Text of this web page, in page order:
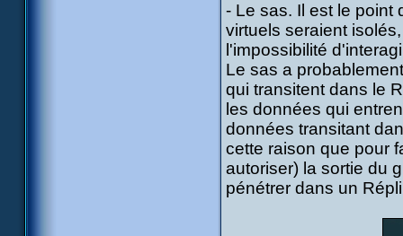
- Le sas. Il est le point
virtuels seraient
l'impossibilité
Le sas a
qui transitent dans le
les données qui
données transitant
cette raison que pour
autoriser) la sortie du
pénétrer dans un